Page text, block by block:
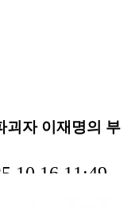
괴자 이재명의 부
11:49